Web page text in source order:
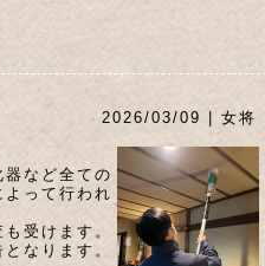
2026/03/09 | 女将
など全ての
って行われ
受けます。
なります。